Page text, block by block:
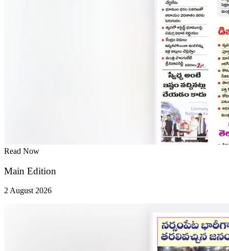
Read Now
Main Edition
2 August 2026